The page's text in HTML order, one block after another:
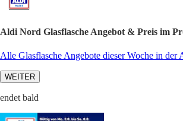
Aldi Nord Glasflasche Angebot & Preis im
Alle Glasflasche Angebote dieser Woche in der
WEITER
endet bald